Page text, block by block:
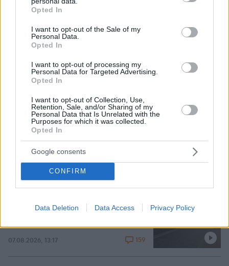
grant or deny consent to Google and its third-party tags to
use your data for below specified purposes in below Google
consent section.
Opted In
I want to opt-out of the Sale of my
Personal Data.
Opted In
I want to opt-out of processing my
Personal Data for Targeted Advertising.
Opted In
I want to opt-out of Collection, Use,
Retention, Sale, and/or Sharing of my
Personal Data that Is Unrelated with the
Purposes for which it was collected.
Opted In
Google consents
CONFIRM
Data Deletion Data Access Privacy Policy
«Δεν το πιστεύουμε», λένε οι Αμερικανοί που
υιοθέτησαν τον Αφγανό στη Λέσβο - Η αρχική
εκδοχή για το φονικό στην Κυψέλη και η σιωπή
στην απολογία
07.08.2026, 07:19
Ο οδηγός του φορτηγού περιγράφει
μάνα και γιο στις Σέρρες, η 43χρονη
και ο 21χρονος πήγαιναν μαζί για
δουλειά
07.08.2026, 13:17 159